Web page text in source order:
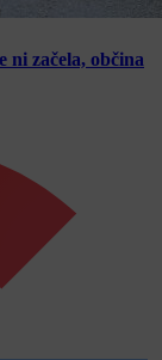
ni začela, občina